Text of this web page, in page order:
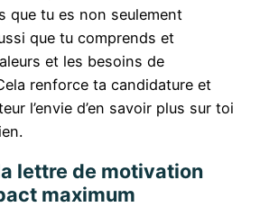
que tu es non seulement
que tu comprends et
et les besoins de
renforce ta candidature et
l’envie d’en savoir plus sur toi
lettre de motivation
maximum